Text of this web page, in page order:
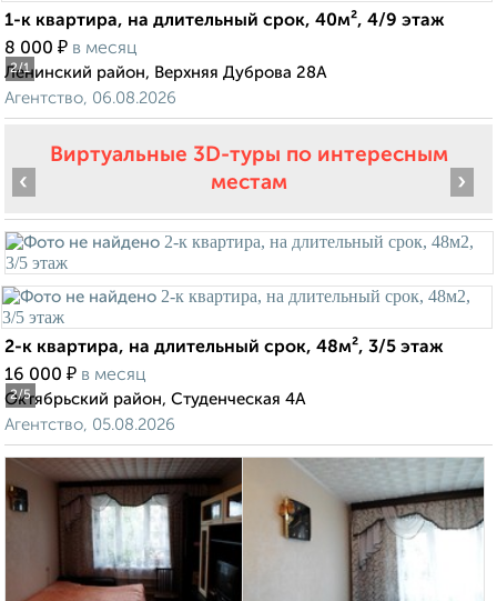
2/1
1-к квартира, на длительный срок, 40м², 4/9 этаж
8 000 ₽ в месяц
Ленинский район, Верхняя Дуброва 28А
Агентство, 06.08.2026
Виртуальные 3D-туры по интересным
местам
2/5
‹ ›
2-к квартира, на длительный срок, 48м², 3/5 этаж
16 000 ₽ в месяц
Октябрьский район, Студенческая 4А
Агентство, 05.08.2026